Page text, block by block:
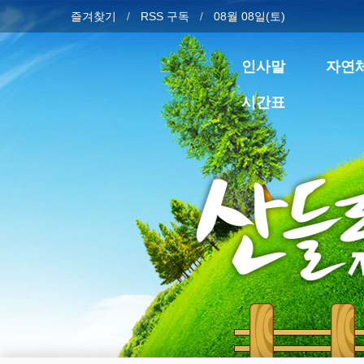
즐겨찾기 RSS 구독 08월 08일(토)
인사말 자연
시간표